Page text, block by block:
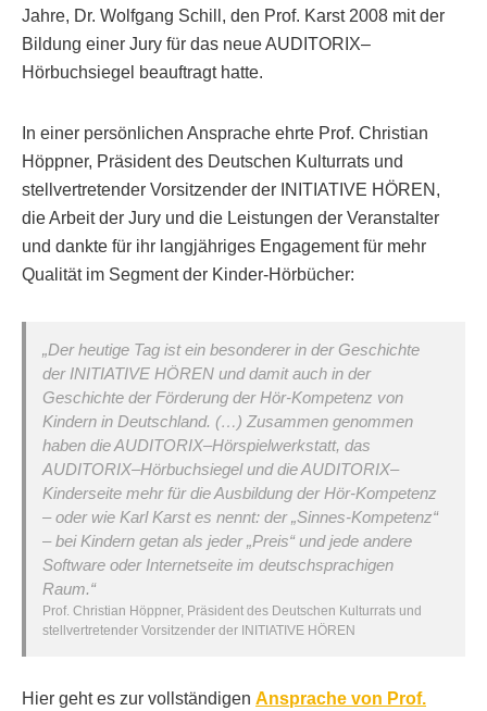
Jahre, Dr. Wolfgang Schill, den Prof. Karst 2008 mit der
Bildung einer Jury für das neue AUDITORIX–
Hörbuchsiegel beauftragt hatte.
In einer persönlichen Ansprache ehrte Prof. Christian
Höppner, Präsident des Deutschen Kulturrats und
stellvertretender Vorsitzender der INITIATIVE HÖREN,
die Arbeit der Jury und die Leistungen der Veranstalter
und dankte für ihr langjähriges Engagement für mehr
Qualität im Segment der Kinder-Hörbücher:
„Der heutige Tag ist ein besonderer in der Geschichte
der INITIATIVE HÖREN und damit auch in der
Geschichte der Förderung der Hör-Kompetenz von
Kindern in Deutschland. (…) Zusammen genommen
haben die AUDITORIX–Hörspielwerkstatt, das
AUDITORIX–Hörbuchsiegel und die AUDITORIX–
Kinderseite mehr für die Ausbildung der Hör-Kompetenz
– oder wie Karl Karst es nennt: der „Sinnes-Kompetenz“
– bei Kindern getan als jeder „Preis“ und jede andere
Software oder Internetseite im deutschsprachigen
Raum.“
Prof. Christian Höppner, Präsident des Deutschen Kulturrats und
stellvertretender Vorsitzender der INITIATIVE HÖREN
Hier geht es zur vollständigen Ansprache von Prof.